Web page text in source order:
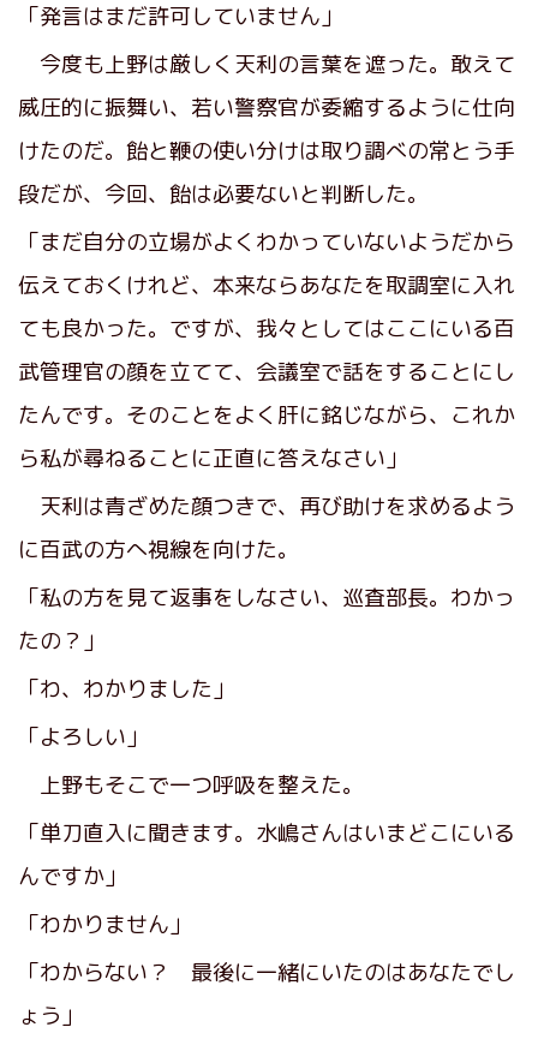
「発言はまだ許可していません」
今度も上野は厳しく天利の言葉を遮った。敢えて
威圧的に振舞い、若い警察官が委縮するように仕向
けたのだ。飴と鞭の使い分けは取り調べの常とう手
段だが、今回、飴は必要ないと判断した。
「まだ自分の立場がよくわかっていないようだから
伝えておくけれど、本来ならあなたを取調室に入れ
ても良かった。ですが、我々としてはここにいる百
武管理官の顔を立てて、会議室で話をすることにし
たんです。そのことをよく肝に銘じながら、これか
ら私が尋ねることに正直に答えなさい」
天利は青ざめた顔つきで、再び助けを求めるよう
に百武の方へ視線を向けた。
「私の方を見て返事をしなさい、巡査部長。わかっ
たの？」
「わ、わかりました」
「よろしい」
上野もそこで一つ呼吸を整えた。
「単刀直入に聞きます。水嶋さんはいまどこにいる
んですか」
「わかりません」
「わからない？ 最後に一緒にいたのはあなたでし
ょう」